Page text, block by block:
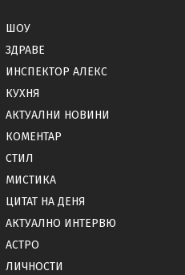
ШОУ
ЗДРАВЕ
ИНСПЕКТОР АЛЕКС
КУХНЯ
АКТУАЛНИ НОВИНИ
КОМЕНТАР
СТИЛ
МИСТИКА
ЦИТАТ НА ДЕНЯ
АКТУАЛНО ИНТЕРВЮ
АСТРО
ЛИЧНОСТИ